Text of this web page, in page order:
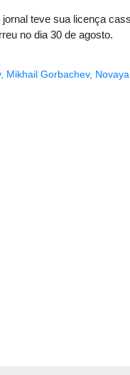
teve sua licença
no dia 30 de agosto.
, Mikhail Gorbachev,